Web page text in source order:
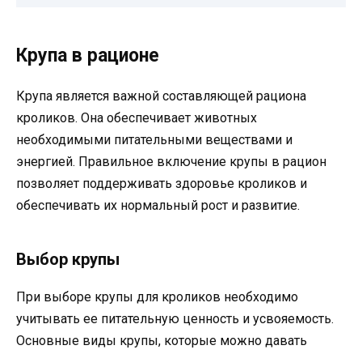
Крупа в рационе
Крупа является важной составляющей рациона
кроликов. Она обеспечивает животных
необходимыми питательными веществами и
энергией. Правильное включение крупы в рацион
позволяет поддерживать здоровье кроликов и
обеспечивать их нормальный рост и развитие.
Выбор крупы
При выборе крупы для кроликов необходимо
учитывать ее питательную ценность и усвояемость.
Основные виды крупы, которые можно давать